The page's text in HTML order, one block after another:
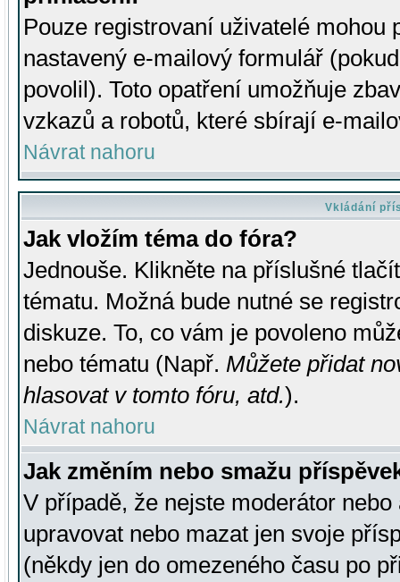
Pouze registrovaní uživatelé mohou
nastavený e-mailový formulář
povolil). Toto opatření umožňuje
vzkazů a robotů, které sbírají e-
Návrat nahoru
Vkládání
Jak vložím téma do fóra?
Jednouše. Klikněte na příslušné
tématu. Možná bude nutné se
diskuze. To, co vám je povoleno
nebo tématu (Např. Můžete přidat
hlasovat v tomto fóru, atd.).
Návrat nahoru
Jak změním nebo smažu
V případě, že nejste moderátor
upravovat nebo mazat jen svoje
(někdy jen do omezeného času po